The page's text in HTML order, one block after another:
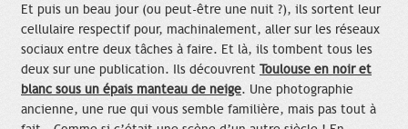
Et puis un beau jour (ou peut-être une nuit ?), ils sortent leur
cellulaire respectif pour, machinalement, aller sur les réseaux
sociaux entre deux tâches à faire. Et là, ils tombent tous les
deux sur une publication. Ils découvrent Toulouse en noir et
blanc sous un épais manteau de neige. Une photographie
ancienne, une rue qui vous semble familière, mais pas tout à